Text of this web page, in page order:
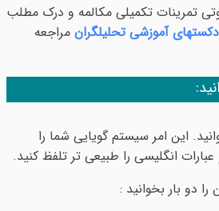
تمرینات تکمیلی مکالمه و درک مطلب
آموزشی تحلیلگران مراجعه
این امر سیستم گویایی شما را
انگلیسی را طبیعی تر تلفظ کنید.
دو بار بخوانید :